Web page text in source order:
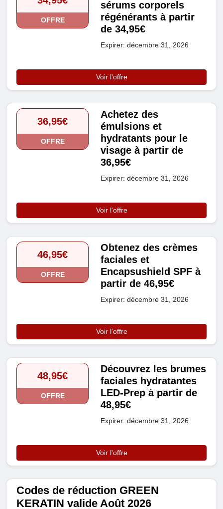
OFFRE
sérums corporels
régénérants à partir
de 34,95€
Expirer: décembre 31, 2026
Voir l'offre
36,95€
OFFRE
Achetez des
émulsions et
hydratants pour le
visage à partir de
36,95€
Expirer: décembre 31, 2026
Voir l'offre
46,95€
OFFRE
Obtenez des crèmes
faciales et
Encapsushield SPF à
partir de 46,95€
Expirer: décembre 31, 2026
Voir l'offre
48,95€
OFFRE
Découvrez les brumes
faciales hydratantes
LED-Prep à partir de
48,95€
Expirer: décembre 31, 2026
Voir l'offre
Codes de réduction GREEN
KERATIN valide Août 2026